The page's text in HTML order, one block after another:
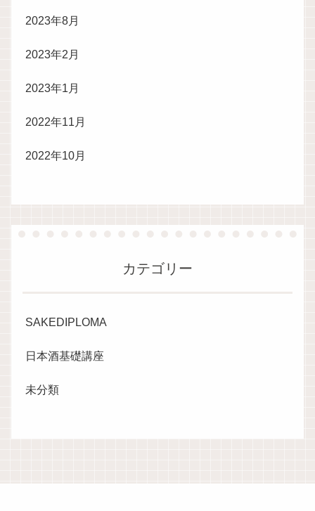
2023年8月
2023年2月
2023年1月
2022年11月
2022年10月
カテゴリー
SAKEDIPLOMA
日本酒基礎講座
未分類